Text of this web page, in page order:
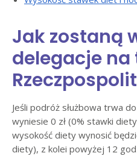
Jak zostaną
delegacje
Jeśli podróż służbowa trwa
wyniesie 0 zł (0% stawki
wysokość diety wynosić
diety), z kolei powyżej 12